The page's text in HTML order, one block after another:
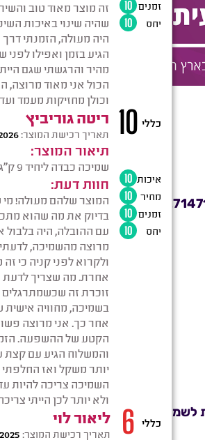
לשמיכה הכבדה.